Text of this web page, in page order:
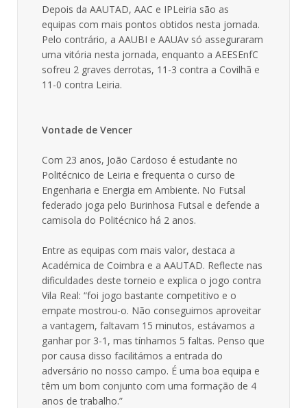
Depois da AAUTAD, AAC e IPLeiria são as
equipas com mais pontos obtidos nesta jornada.
Pelo contrário, a AAUBI e AAUAv só asseguraram
uma vitória nesta jornada, enquanto a AEESEnfC
sofreu 2 graves derrotas, 11-3 contra a Covilhã e
11-0 contra Leiria.
Vontade de Vencer
Com 23 anos, João Cardoso é estudante no
Politécnico de Leiria e frequenta o curso de
Engenharia e Energia em Ambiente. No Futsal
federado joga pelo Burinhosa Futsal e defende a
camisola do Politécnico há 2 anos.
Entre as equipas com mais valor, destaca a
Académica de Coimbra e a AAUTAD. Reflecte nas
dificuldades deste torneio e explica o jogo contra
Vila Real: “foi jogo bastante competitivo e o
empate mostrou-o. Não conseguimos aproveitar
a vantagem, faltavam 15 minutos, estávamos a
ganhar por 3-1, mas tínhamos 5 faltas. Penso que
por causa disso facilitámos a entrada do
adversário no nosso campo. É uma boa equipa e
têm um bom conjunto com uma formação de 4
anos de trabalho.”